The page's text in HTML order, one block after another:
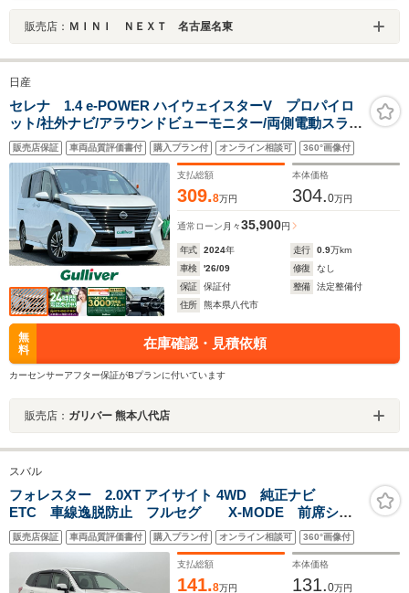
販売店： ＭＩＮＩ ＮＥＸＴ 名古屋名東
日産
セレナ 1.4 e-POWER ハイウェイスターV プロパイロ
ット/社外ナビ/アラウンドビューモニター/両側電動スライ
ド/ハンズフリー開閉/追従クルーズコントロール/LEDオー
トライト/デジタルインナーミラー/ETC/16AW/禁煙車
販売店保証 車両品質評価書付 購入プラン付 オンライン相談可 360°画像付
支払総額
309.8万円
本体価格
304.0万円
通常ローン 月々35,900円
年式 2024年 走行 0.9万km
車検
'26/09 修復
なし
保証
保証付 整備
法定整備付
住所
熊本県八代市
無
料
在庫確認・見積依頼
カーセンサーアフター保証がBプランに付いています
販売店： ガリバー 熊本八代店
スバル
フォレスター 2.0XT アイサイト 4WD 純正ナビ
ETC 車線逸脱防止 フルセグ X-MODE 前席シー
トヒーター レーダークルーズコントロール
Bluetooth バックカメラ 衝突軽減ブレーキ
販売店保証 車両品質評価書付 購入プラン付 オンライン相談可 360°画像付
支払総額
141.8万円
本体価格
131.0万円